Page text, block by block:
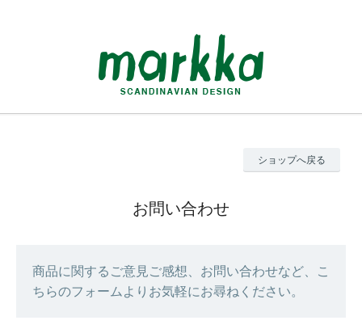
ショップへ戻る
お問い合わせ
商品に関するご意見ご感想、お問い合わせなど、こ
ちらのフォームよりお気軽にお尋ねください。